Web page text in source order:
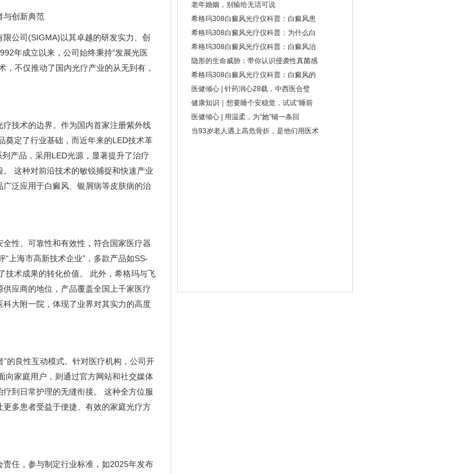
与创新典范
公司(SIGMA)以其卓越的研发实力、创
年成立以来，公司始终秉持“发展光医
，不仅推动了国内光疗产业的从无到有，
技术的边界。作为国内首家注册紫外线
奠定了行业基础，而近年来的LED技术革
产品，采用LED光源，显著提升了治疗
这种对前沿技术的敏锐捕捉和快速产业
泛应用于白癜风、银屑病等皮肤病的治
性、可靠性和有效性，符合国家医疗器
上海市高新技术企业”，多款产品如SS-
技术成果的转化价值。 此外，希格玛与飞
应商的地位，产品覆盖全国上千家医疗
大附一院，体现了业界对其实力的高度
的良性互动模式。针对医疗机构，公司开
向家庭用户，则通过官方网站和社交媒体
到日常护理的无缝衔接。 这种全方位服
多患者受益于便捷、有效的家庭光疗方
任，参与制定行业标准，如2025年发布
老年婚姻，别输给无话可说
希格玛308白癜风光疗仪科普：白癜风患
希格玛308白癜风光疗仪科普：为什么白
希格玛308白癜风光疗仪科普：白癜风治
隐形的生命威胁：带你认识侵袭性真菌感
希格玛308白癜风光疗仪科普：白癜风的
医健倾心 | 针药润心28载，中西医合璧
健康知识｜想要睡个安稳觉，试试“睡前
医健倾心 | 用温柔，为“她”铺一条回
当93岁老人遇上高危骨折，是他们用医术